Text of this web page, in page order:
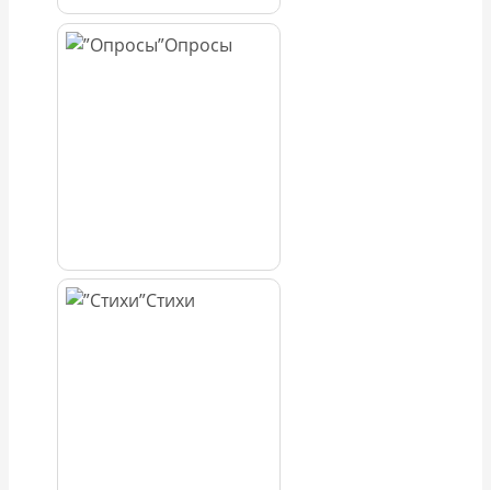
Опросы
Стихи